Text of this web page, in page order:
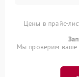
Цены в прайс-
Мы проверим ваше